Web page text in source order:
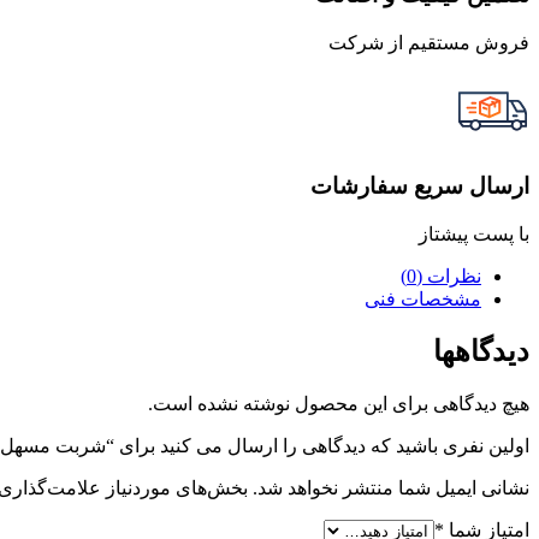
فروش مستقیم از شرکت
ارسال سریع سفارشات
با پست پیشتاز
نظرات (0)
مشخصات فنی
دیدگاهها
هیچ دیدگاهی برای این محصول نوشته نشده است.
اولین نفری باشید که دیدگاهی را ارسال می کنید برای “شربت
نشانی ایمیل شما منتشر نخواهد شد. بخش‌های موردنیاز
امتیاز شما *